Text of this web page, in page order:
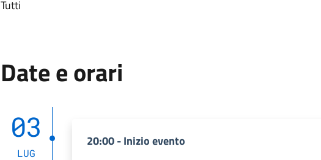
Tutti
Date e orari
03
LUG
20:00 - Inizio evento